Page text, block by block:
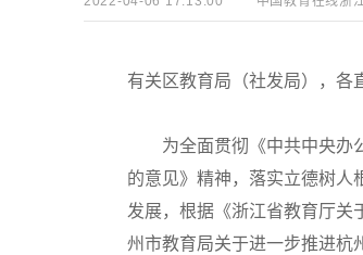
有关区教育局（社发局），各
为全面贯彻《中共中央办公
的意见》精神，落实立德树人
发展，根据《浙江省教育厅关
州市教育局关于进一步推进杭